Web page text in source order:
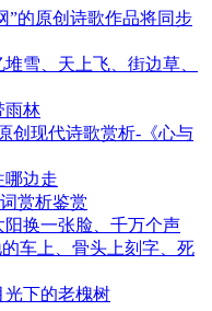
”的原创诗歌作品将同步
雪、天上飞、街边草、
雨林
创现代诗歌赏析-《心与
哪边走
赏析鉴赏
换一张脸、千万个声
车上、骨头上刻字、死
光下的老槐树